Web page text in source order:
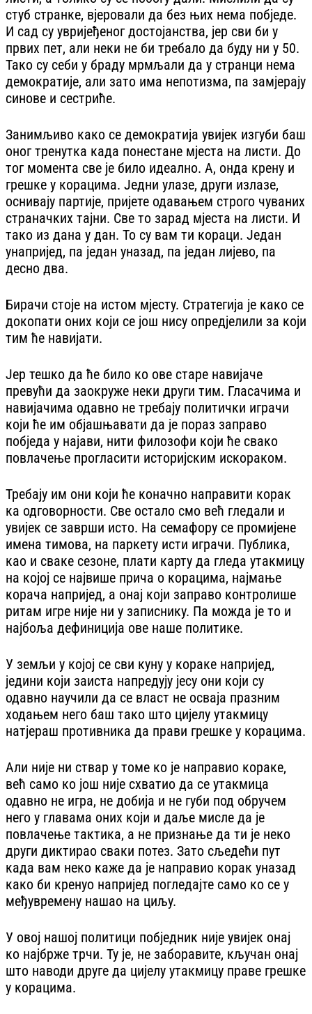
стуб странке, вјеровали да без њих нема побједе.
И сад су увријеђеног достојанства, јер сви би у
првих пет, али неки не би требало да буду ни у 50.
Тако су себи у браду мрмљали да у странци нема
демократије, али зато има непотизма, па замјерају
синове и сестриће.
Занимљиво како се демократија увијек изгуби баш
оног тренутка када понестане мјеста на листи. До
тог момента све је било идеално. А, онда крену и
грешке у корацима. Једни улазе, други излазе,
оснивају партије, пријете одавањем строго чуваних
страначких тајни. Све то зарад мјеста на листи. И
тако из дана у дан. То су вам ти кораци. Један
унапријед, па један уназад, па један лијево, па
десно два.
Бирачи стоје на истом мјесту. Стратегија је како се
докопати оних који се још нису опредјелили за који
тим ће навијати.
Јер тешко да ће било ко ове старе навијаче
превући да заокруже неки други тим. Гласачима и
навијачима одавно не требају политички играчи
који ће им објашњавати да је пораз заправо
побједа у најави, нити филозофи који ће свако
повлачење прогласити историјским искораком.
Требају им они који ће коначно направити корак
ка одговорности. Све остало смо већ гледали и
увијек се заврши исто. На семафору се промијене
имена тимова, на паркету исти играчи. Публика,
као и сваке сезоне, плати карту да гледа утакмицу
на којој се највише прича о корацима, најмање
корача напријед, а онај који заправо контролише
ритам игре није ни у записнику. Па можда је то и
најбоља дефиниција ове наше политике.
У земљи у којој се сви куну у кораке напријед,
једини који заиста напредују јесу они који су
одавно научили да се власт не осваја празним
ходањем него баш тако што цијелу утакмицу
натјераш противника да прави грешке у корацима.
Али није ни ствар у томе ко је направио кораке,
већ само ко још није схватио да се утакмица
одавно не игра, не добија и не губи под обручем
него у главама оних који и даље мисле да је
повлачење тактика, а не признање да ти је неко
други диктирао сваки потез. Зато сљедећи пут
када вам неко каже да је направио корак уназад
како би кренуо напријед погледајте само ко се у
међувремену нашао на циљу.
У овој нашој политици побједник није увијек онај
ко најбрже трчи. Ту је, не заборавите, кључан онај
што наводи друге да цијелу утакмицу праве грешке
у корацима.